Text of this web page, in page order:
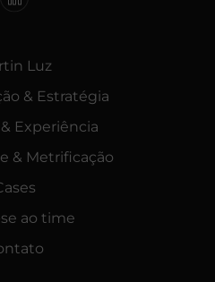
Luz
& Estratégia
Experiência
& Metrificação
ao time